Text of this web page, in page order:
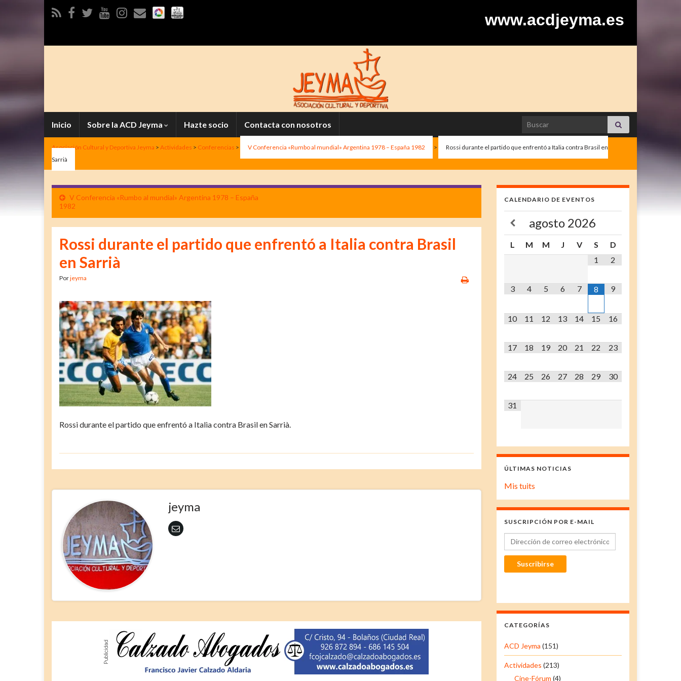
www.acdjeyma.es
Inicio Sobre la ACD Jeyma Hazte socio Contacta con nosotros Search for:
Asociación Cultural y Deportiva Jeyma > Actividades > Conferencias > V Conferencia «Rumbo al mundial» Argentina 1978 – España 1982 >
Rossi durante el partido que enfrentó a Italia contra Brasil en
Sarrià
V Conferencia «Rumbo al mundial» Argentina 1978 – España
1982
Rossi durante el partido que enfrentó a Italia contra Brasil
en Sarrià
Porjeyma
Rossi durante el partido que enfrentó a Italia contra Brasil en Sarrià.
jeyma
CALENDARIO DE EVENTOS
agosto 2026
L M M J V S
D
1
2
3 4 5 6 7 8 9
10 11 12 13 14 15 16
17 18 19 20 21 22 23
24 25 26 27 28 29 30
31
ÚLTIMAS NOTICIAS
Mis tuits
SUSCRIPCIÓN POR E-MAIL
Dirección de correo electrónico
Suscribirse
CATEGORÍAS
ACD Jeyma (151)
Actividades (213)
Cine-Fórum (4)